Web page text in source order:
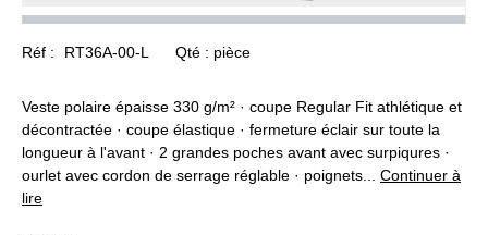
Réf : RT36A-00-L Qté : pièce
Veste polaire épaisse 330 g/m² · coupe Regular Fit athlétique et
décontractée · coupe élastique · fermeture éclair sur toute la
longueur à l'avant · 2 grandes poches avant avec surpiqures ·
ourlet avec cordon de serrage réglable · poignets... Continuer à
lire